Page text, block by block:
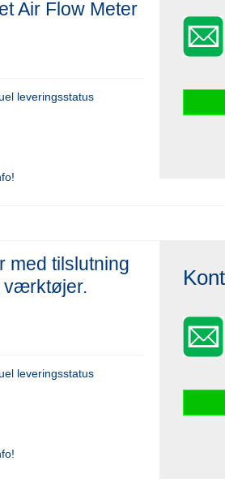
Air Flow Meter
leveringsstatus
med tilslutning
værktøjer.
leveringsstatus